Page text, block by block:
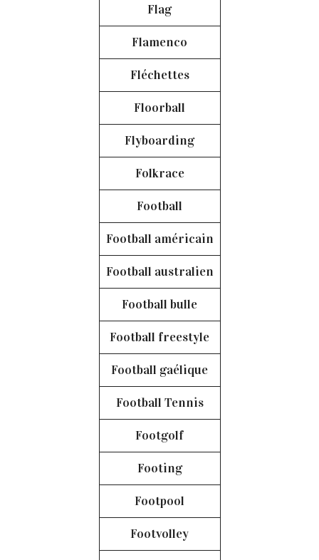
Flag
Flamenco
Fléchettes
Floorball
Flyboarding
Folkrace
Football
Football américain
Football australien
Football bulle
Football freestyle
Football gaélique
Football Tennis
Footgolf
Footing
Footpool
Footvolley